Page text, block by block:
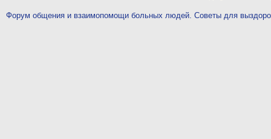
Форум общения и взаимопомощи больных людей. Советы для